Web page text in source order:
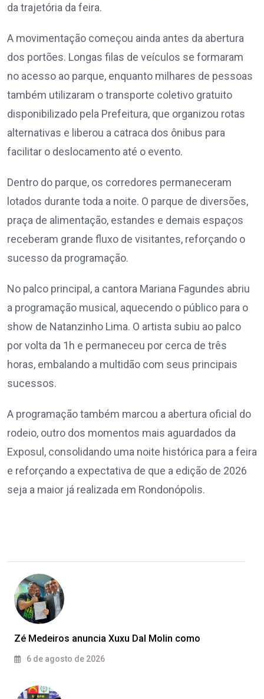
da trajetória da feira.
A movimentação começou ainda antes da abertura
dos portões. Longas filas de veículos se formaram
no acesso ao parque, enquanto milhares de pessoas
também utilizaram o transporte coletivo gratuito
disponibilizado pela Prefeitura, que organizou rotas
alternativas e liberou a catraca dos ônibus para
facilitar o deslocamento até o evento.
Dentro do parque, os corredores permaneceram
lotados durante toda a noite. O parque de diversões,
praça de alimentação, estandes e demais espaços
receberam grande fluxo de visitantes, reforçando o
sucesso da programação.
No palco principal, a cantora Mariana Fagundes abriu
a programação musical, aquecendo o público para o
show de Natanzinho Lima. O artista subiu ao palco
por volta da 1h e permaneceu por cerca de três
horas, embalando a multidão com seus principais
sucessos.
A programação também marcou a abertura oficial do
rodeio, outro dos momentos mais aguardados da
Exposul, consolidando uma noite histórica para a feira
e reforçando a expectativa de que a edição de 2026
seja a maior já realizada em Rondonópolis.
Zé Medeiros anuncia Xuxu Dal Molin como
6 de agosto de 2026